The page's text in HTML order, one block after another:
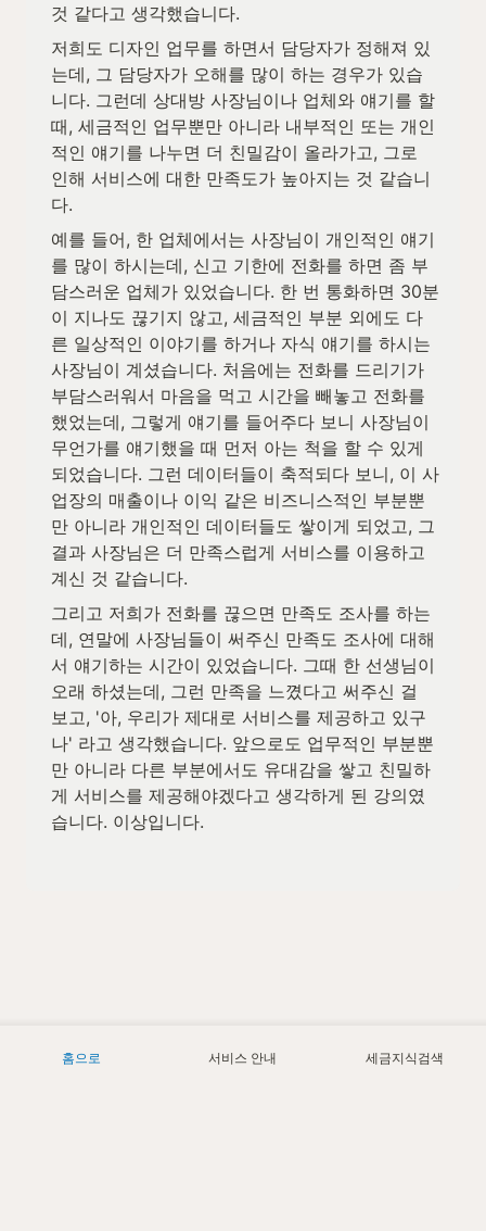
것 같다고 생각했습니다.
저희도 디자인 업무를 하면서 담당자가 정해져 있
는데, 그 담당자가 오해를 많이 하는 경우가 있습
니다. 그런데 상대방 사장님이나 업체와 얘기를 할
때, 세금적인 업무뿐만 아니라 내부적인 또는 개인
적인 얘기를 나누면 더 친밀감이 올라가고, 그로
인해 서비스에 대한 만족도가 높아지는 것 같습니
다.
예를 들어, 한 업체에서는 사장님이 개인적인 얘기
를 많이 하시는데, 신고 기한에 전화를 하면 좀 부
담스러운 업체가 있었습니다. 한 번 통화하면 30분
이 지나도 끊기지 않고, 세금적인 부분 외에도 다
른 일상적인 이야기를 하거나 자식 얘기를 하시는
사장님이 계셨습니다. 처음에는 전화를 드리기가
부담스러워서 마음을 먹고 시간을 빼놓고 전화를
했었는데, 그렇게 얘기를 들어주다 보니 사장님이
무언가를 얘기했을 때 먼저 아는 척을 할 수 있게
되었습니다. 그런 데이터들이 축적되다 보니, 이 사
업장의 매출이나 이익 같은 비즈니스적인 부분뿐
만 아니라 개인적인 데이터들도 쌓이게 되었고, 그
결과 사장님은 더 만족스럽게 서비스를 이용하고
계신 것 같습니다.
그리고 저희가 전화를 끊으면 만족도 조사를 하는
데, 연말에 사장님들이 써주신 만족도 조사에 대해
서 얘기하는 시간이 있었습니다. 그때 한 선생님이
오래 하셨는데, 그런 만족을 느꼈다고 써주신 걸
보고, '아, 우리가 제대로 서비스를 제공하고 있구
나' 라고 생각했습니다. 앞으로도 업무적인 부분뿐
만 아니라 다른 부분에서도 유대감을 쌓고 친밀하
게 서비스를 제공해야겠다고 생각하게 된 강의였
습니다. 이상입니다.
홈으로 서비스 안내 세금지식검색